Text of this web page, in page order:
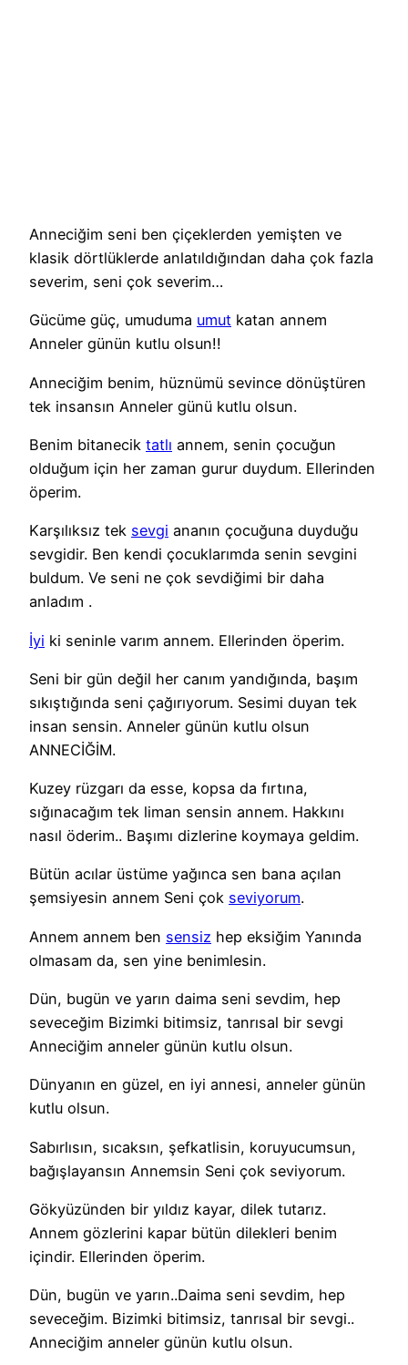
Anneciğim seni ben çiçeklerden yemişten ve
klasik dörtlüklerde anlatıldığından daha çok fazla
severim, seni çok severim…
Gücüme güç, umuduma umut katan annem
Anneler günün kutlu olsun!!
Anneciğim benim, hüznümü sevince dönüştüren
tek insansın Anneler günü kutlu olsun.
Benim bitanecik tatlı annem, senin çocuğun
olduğum için her zaman gurur duydum. Ellerinden
öperim.
Karşılıksız tek sevgi ananın çocuğuna duyduğu
sevgidir. Ben kendi çocuklarımda senin sevgini
buldum. Ve seni ne çok sevdiğimi bir daha
anladım .
İyi ki seninle varım annem. Ellerinden öperim.
Seni bir gün değil her canım yandığında, başım
sıkıştığında seni çağırıyorum. Sesimi duyan tek
insan sensin. Anneler günün kutlu olsun
ANNECİĞİM.
Kuzey rüzgarı da esse, kopsa da fırtına,
sığınacağım tek liman sensin annem. Hakkını
nasıl öderim.. Başımı dizlerine koymaya geldim.
Bütün acılar üstüme yağınca sen bana açılan
şemsiyesin annem Seni çok seviyorum.
Annem annem ben sensiz hep eksiğim Yanında
olmasam da, sen yine benimlesin.
Dün, bugün ve yarın daima seni sevdim, hep
seveceğim Bizimki bitimsiz, tanrısal bir sevgi
Anneciğim anneler günün kutlu olsun.
Dünyanın en güzel, en iyi annesi, anneler günün
kutlu olsun.
Sabırlısın, sıcaksın, şefkatlisin, koruyucumsun,
bağışlayansın Annemsin Seni çok seviyorum.
Gökyüzünden bir yıldız kayar, dilek tutarız.
Annem gözlerini kapar bütün dilekleri benim
içindir. Ellerinden öperim.
Dün, bugün ve yarın..Daima seni sevdim, hep
seveceğim. Bizimki bitimsiz, tanrısal bir sevgi..
Anneciğim anneler günün kutlu olsun.